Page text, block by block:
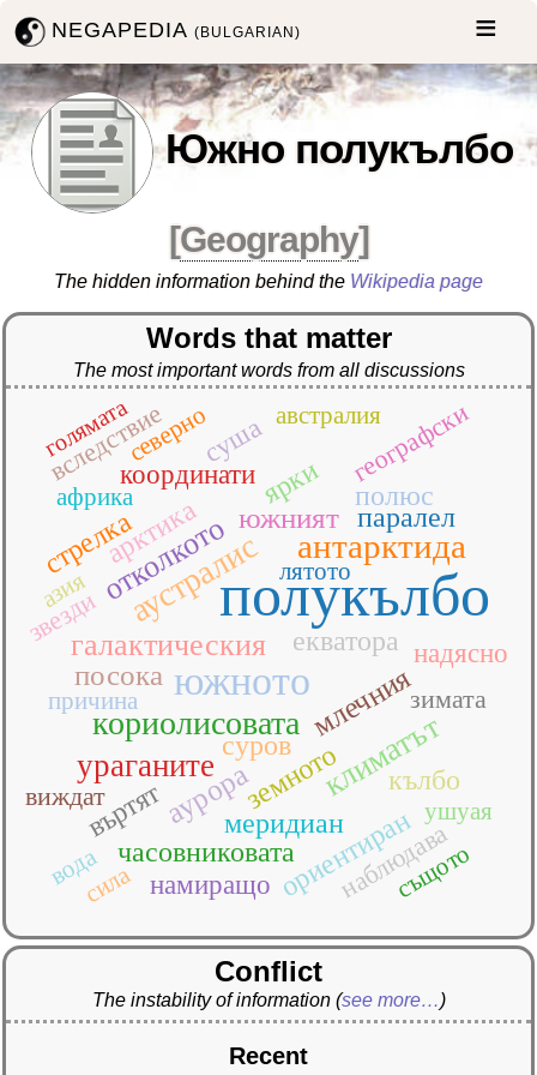
NEGAPEDIA(BULGARIAN)
Южно полукълбо
[Geography]
The hidden information behind the Wikipedia page
Words that matter
The most important words from all discussions
полукълбо
южното
антарктида
аустралис
кориолисовата климатът
ураганите
галактическия
отколкото
аурора
млечния
посока
южният
арктика
въртят
екватора
земното
кълбо
меридиан
ориентиран
паралел
полюс
стрелка
суров
часовниковата
ярки
координати
надясно
намиращо
суша
виждат
вследствие географски
звезди
зимата
наблюдава
австралия
азия
африка
вода
лятото
причина
северно
сила същото
ушуая
голямата
Conflict
The instability of information (see more…)
Recent